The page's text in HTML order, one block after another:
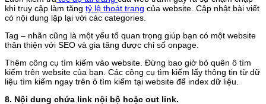
khi truy cập làm tăng tỷ lệ thoát trang của website. Cập nhật bài viết
có nội dung lặp lại với các categories.
Tag – nhãn cũng là một yếu tố quan trọng giúp bạn có một website
thân thiện với SEO và gia tăng được chỉ số onpage.
Thêm công cụ tìm kiếm vào website. Đừng bao giờ bỏ quên ô tìm
kiếm trên website của bạn. Các công cụ tìm kiếm lấy thông tin từ dữ
liệu tìm kiếm ngay trên ô tìm kiếm tại website để index dữ liệu.
8. Nội dung chứa link nội bộ hoặc out link.